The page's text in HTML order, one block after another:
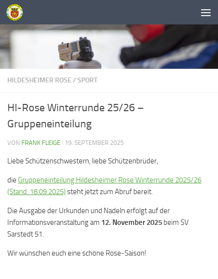
Unter dem Inhalt
HILDESHEIMER ROSE /SPORT
HI-Rose Winterrunde 25/26 –
Gruppeneinteilung
VON FRANK FLEIGE · 19. SEPTEMBER 2025
Liebe Schützenschwestern, liebe Schützenbrüder,
die Gruppeneinteilung Hildesheimer Rose Winterrunde 2025/26
(Stand: 18.09.2025) steht jetzt zum Abruf bereit.
Die Ausgabe der Urkunden und Nadeln erfolgt auf der
Informationsveranstaltung am 12. November 2025 beim SV
Sarstedt 51.
Wir wünschen euch eine schöne Rose-Saison!